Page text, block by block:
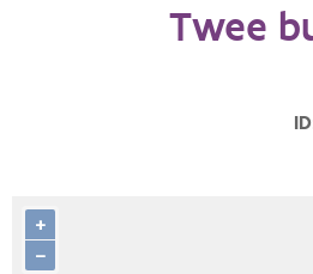
Twee
ID
+
−